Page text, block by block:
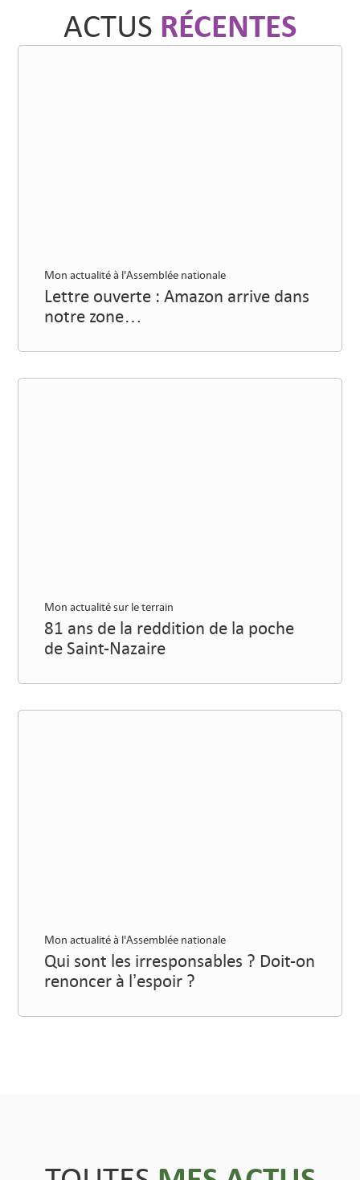
ACTUS RÉCENTES
Mon actualité à l'Assemblée nationale
Lettre ouverte : Amazon arrive dans
notre zone…
Mon actualité sur le terrain
81 ans de la reddition de la poche
de Saint-Nazaire
Mon actualité à l'Assemblée nationale
Qui sont les irresponsables ? Doit-on
renoncer à l’espoir ?